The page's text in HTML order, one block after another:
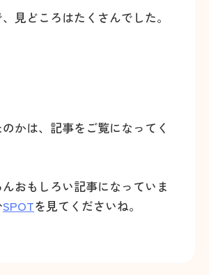
見どころはたくさんでした。
かは、記事をご覧になってく
おもしろい記事になっていま
SPOTを見てくださいね。